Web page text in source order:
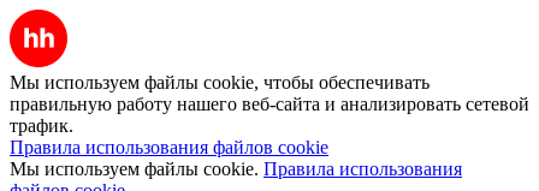
Мы используем файлы cookie, чтобы обеспечивать
правильную работу нашего веб-сайта и анализировать сетевой
трафик.
Правила использования файлов cookie
Мы используем файлы cookie. Правила использования